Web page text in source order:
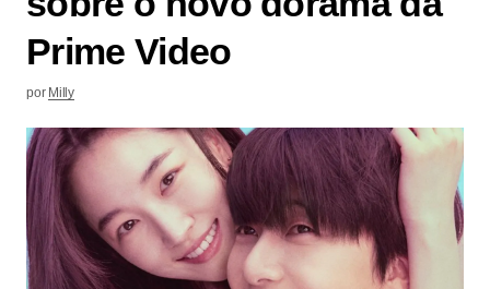
Prime Video
por Milly